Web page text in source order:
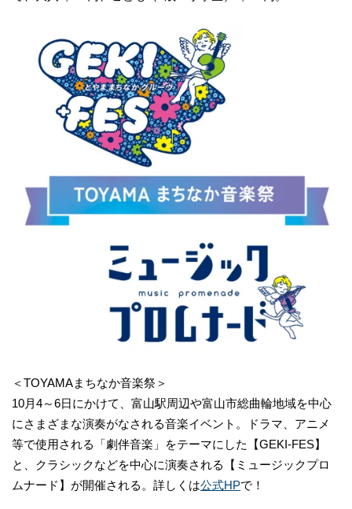
＜TOYAMAまちなか音楽祭＞
10月4～6日にかけて、富山駅周辺や富山市総曲輪地域を中心
にさまざまな演奏がなされる音楽イベント。ドラマ、アニメ
等で使用される「劇伴音楽」をテーマにした【GEKI-FES】
と、クラシックなどを中心に演奏される【ミュージックプロ
ムナード】が開催される。詳しくは公式HPで！